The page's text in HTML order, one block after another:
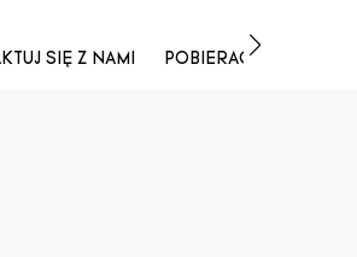
SIĘ Z NAMI POBIERAĆ